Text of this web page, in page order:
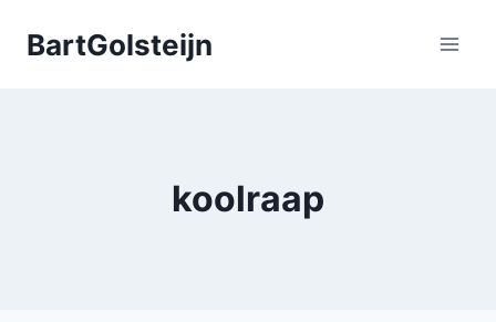
naarBartGolsteijn
koolraap